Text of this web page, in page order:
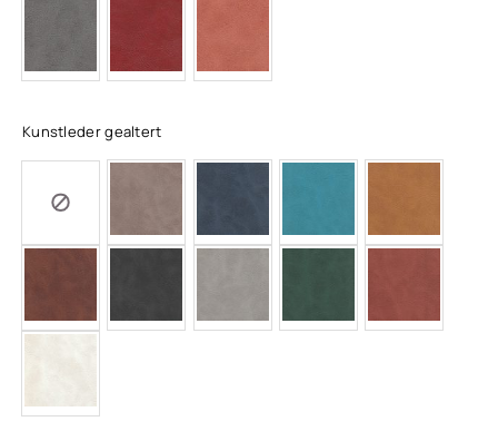
Kunstleder gealtert